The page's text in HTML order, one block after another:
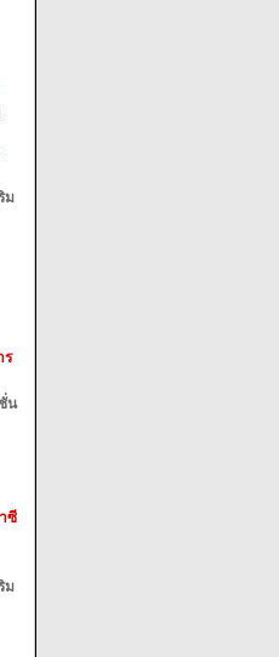
ม
ร
น
ซี
ม